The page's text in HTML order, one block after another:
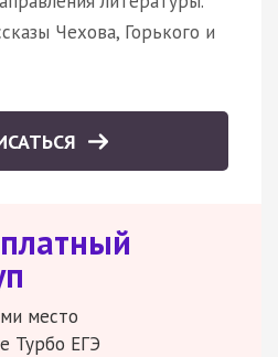
Чехова, Горького и
место
Турбо ЕГЭ